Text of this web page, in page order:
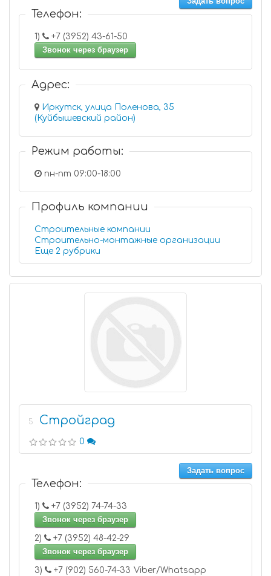
Телефон:
1)
+7 (3952) 43-61-50
Звонок через браузер
Адрес:
Иркутск, улица Поленова, 35
(Куйбышевский район)
Режим работы:
пн-пт 09:00-18:00
Профиль компании
Строительные компании
Строительно-монтажные организации
Еще 2 рубрики
5 Стройград
0
Задать вопрос
Телефон:
1)
+7 (3952) 74-74-33
Звонок через браузер
2)
+7 (3952) 48-42-29
Звонок через браузер
3)
+7 (902) 560-74-33 Viber/Whatsapp